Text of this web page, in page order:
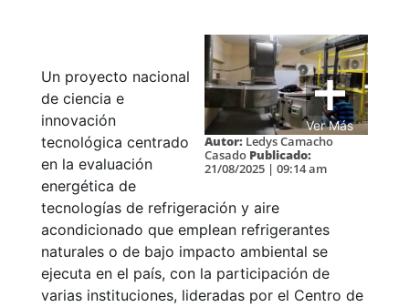
Ver Más
Autor: Ledys Camacho
Casado Publicado:
21/08/2025 | 09:14 am
Un proyecto nacional
de ciencia e
innovación
tecnológica centrado
en la evaluación
energética de
tecnologías de refrigeración y aire
acondicionado que emplean refrigerantes
naturales o de bajo impacto ambiental se
ejecuta en el país, con la participación de
varias instituciones, lideradas por el Centro de